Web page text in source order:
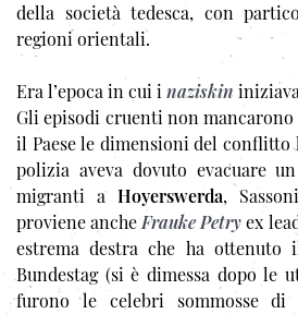
della società tedesca, con
regioni orientali.
Era l’epoca in cui i naziskin
Gli episodi cruenti non
il Paese le dimensioni del conflitto
polizia aveva dovuto evacuare
migranti a Hoyerswerda,
proviene anche Frauke Petryex
estrema destra che ha ottenuto
Bundestag (si è dimessa dopo le
furono le celebri sommosse